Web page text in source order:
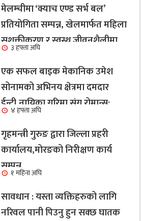
मेलम्चीमा ‘क्याच एण्ड सर्भ बल’
प्रतियोगिता सम्पन्न, खेलमार्फत महिला
सशक्तीकरण र स्वस्थ जीवनशैलीमा
जोड
३ हफ्ता अघि
एक सफल बाइक मेकानिक उमेश
सोनामको अभिनय क्षेत्रमा दमदार
ईन्ट्री,नायिका गरिमा संग रोमान्स:
हेर्नुहोस भिडियो ।
४ हफ्ता अघि
गृहमन्त्री गुरुङ द्वारा जिल्ला प्रहरी
कार्यालय,मोरङको निरीक्षण कार्य
सम्पन्न१ महिना अघि
सावधान : यस्ता व्यक्तिहरुको लागि
नरिवल पानी पिउनु हुन सक्छ घातक